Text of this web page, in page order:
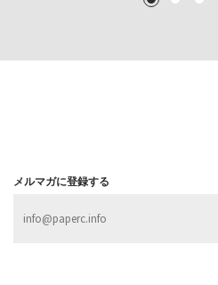
MORE
MORE
メルマガに登録する